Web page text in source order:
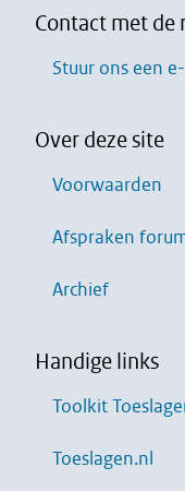
Contact met de
Stuur ons een
Over deze site
Voorwaarden
Afspraken
Archief
Handige links
Toolkit
Toeslagen.nl